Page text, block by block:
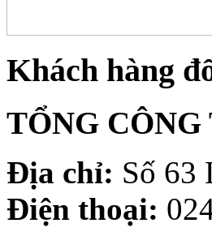
Khách hàng
TỔNG CÔNG
Địa chỉ: Số 63
Điện thoại: